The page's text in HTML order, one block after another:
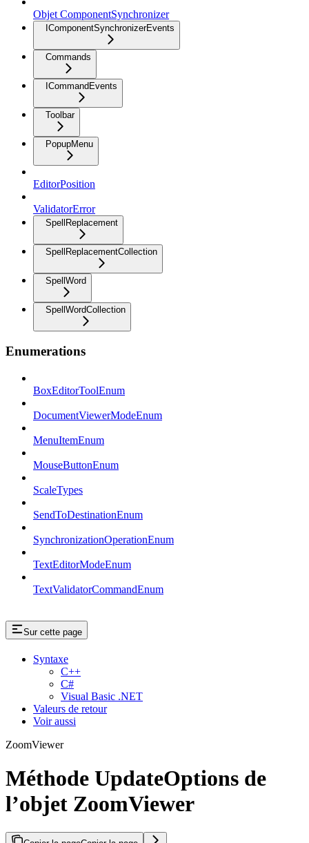
Objet ComponentSynchronizer
IComponentSynchronizerEvents
Commands
ICommandEvents
Toolbar
PopupMenu
EditorPosition
ValidatorError
SpellReplacement
SpellReplacementCollection
SpellWord
SpellWordCollection
Enumerations
BoxEditorToolEnum
DocumentViewerModeEnum
MenuItemEnum
MouseButtonEnum
ScaleTypes
SendToDestinationEnum
SynchronizationOperationEnum
TextEditorModeEnum
TextValidatorCommandEnum
Sur cette page
Syntaxe
C++
C#
Visual Basic .NET
Valeurs de retour
Voir aussi
ZoomViewer
Méthode UpdateOptions de
l’objet ZoomViewer